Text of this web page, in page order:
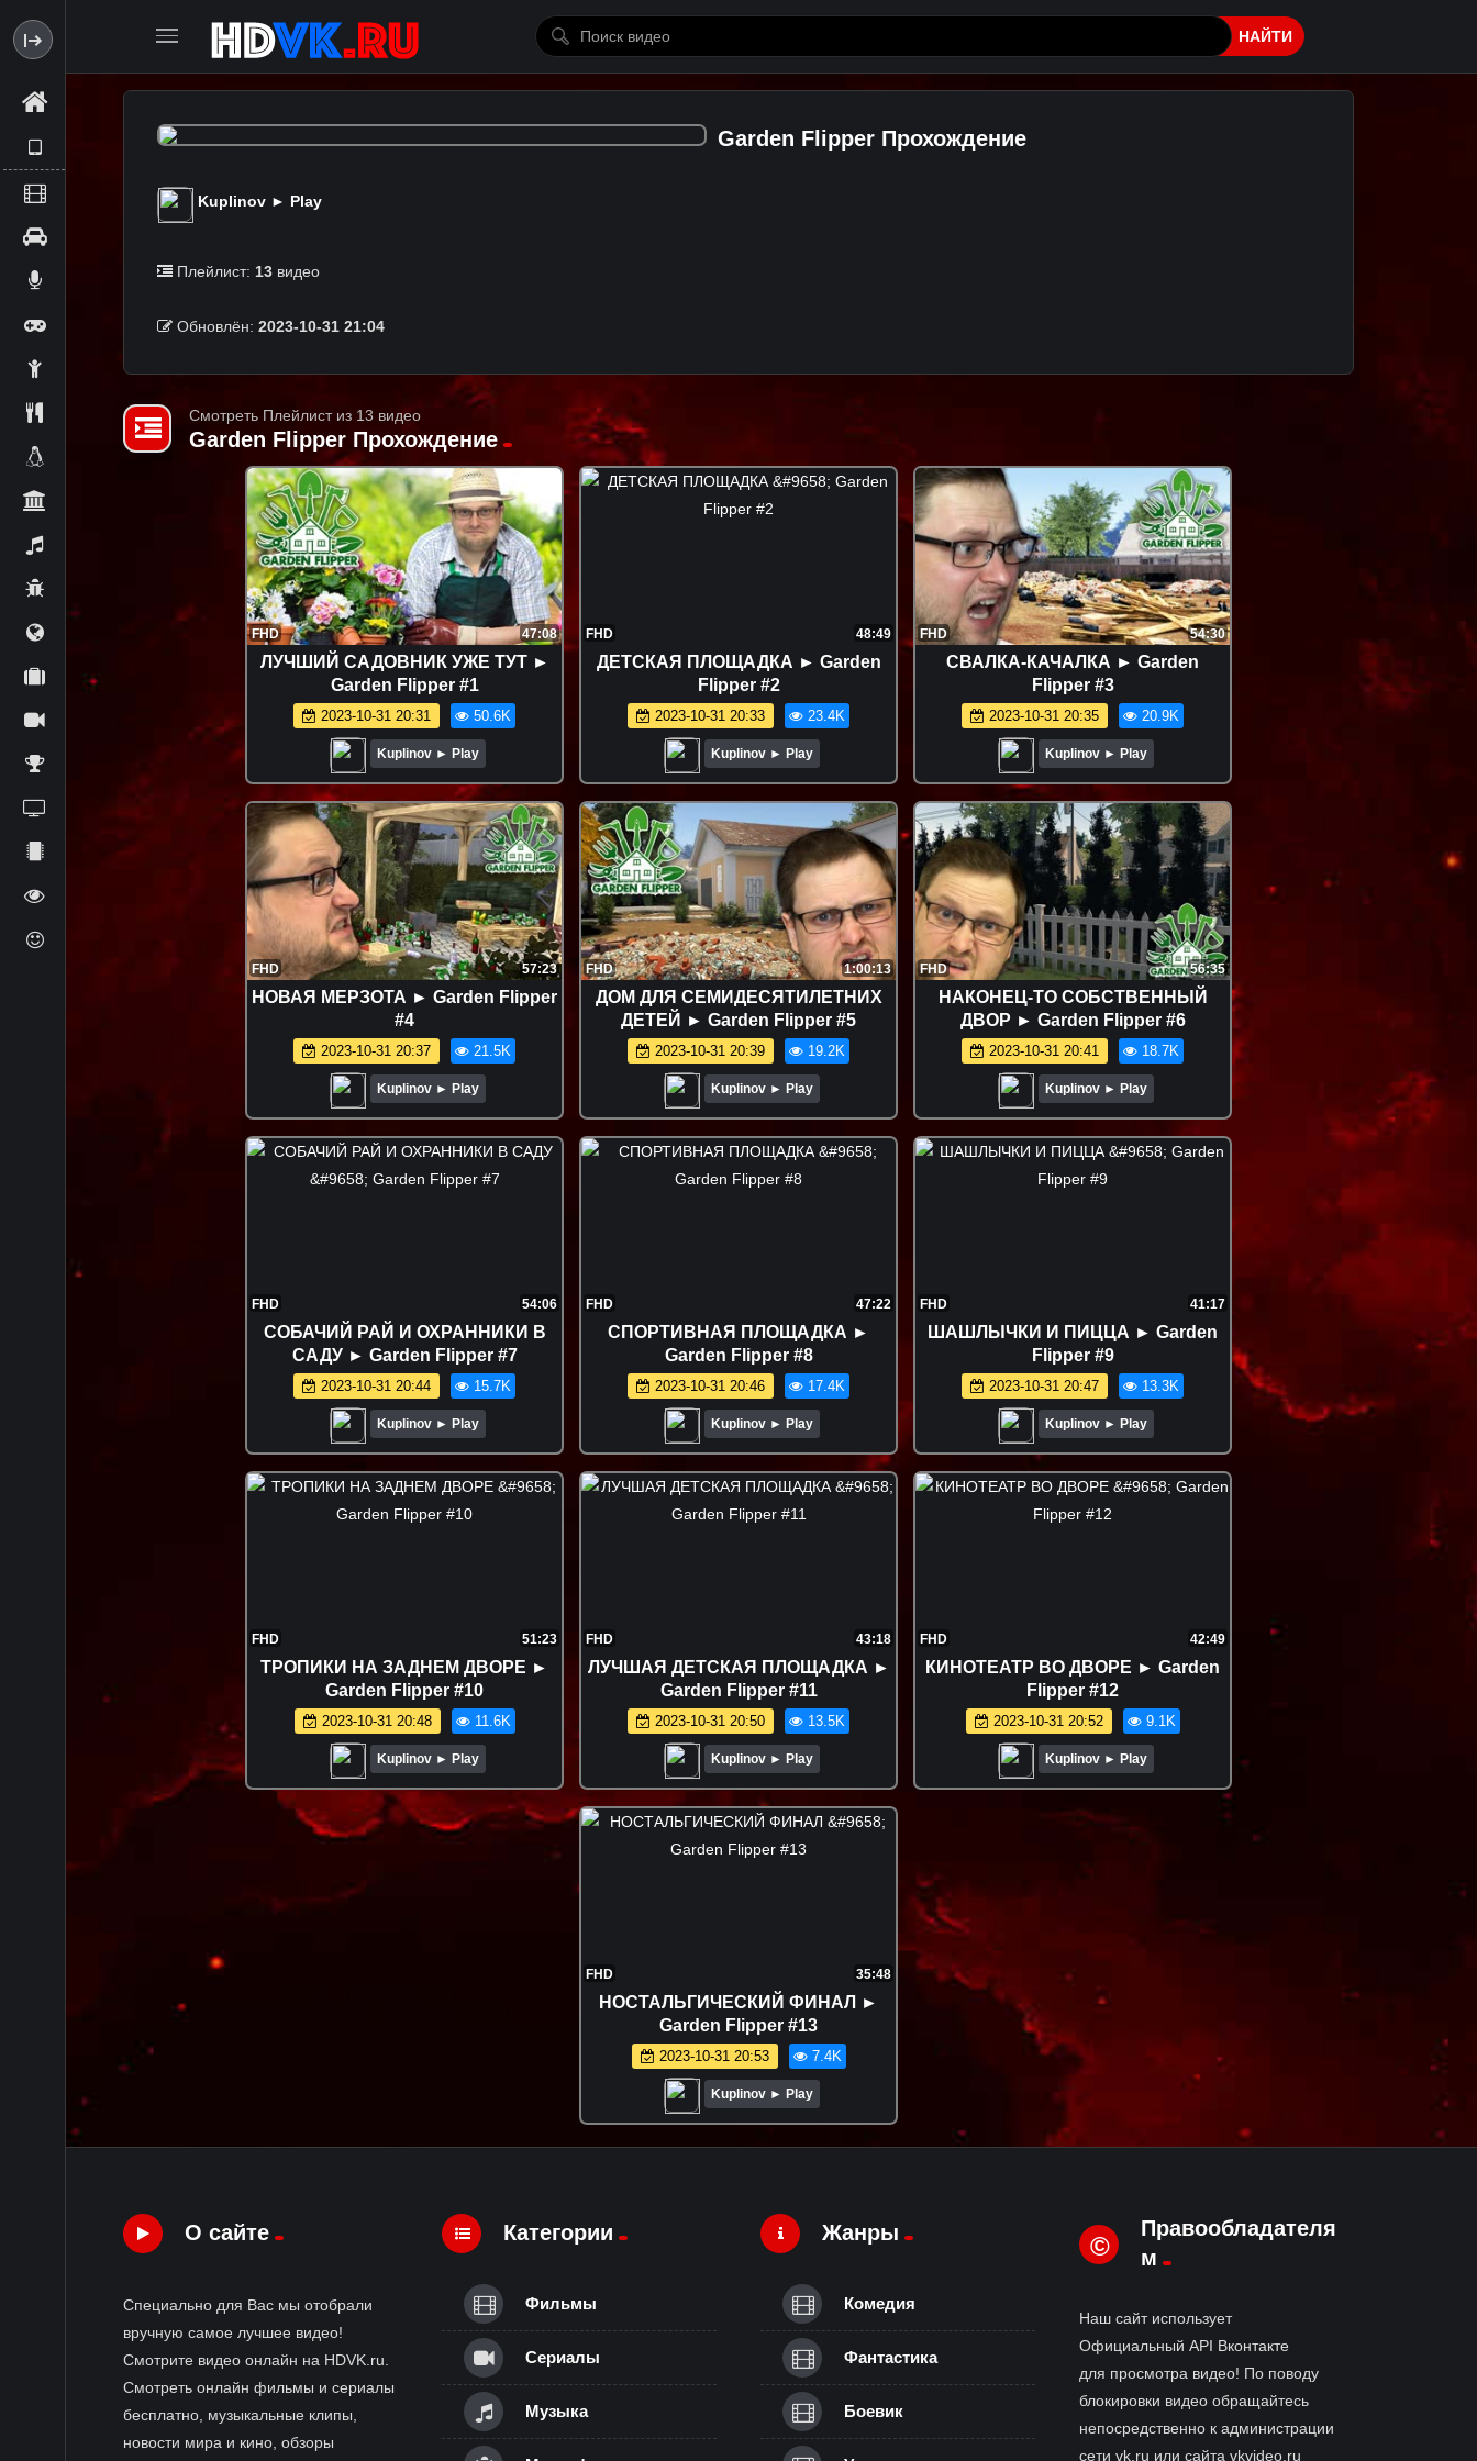
НАЙТИ
Garden Flipper Прохождение
Kuplinov ► Play
Плейлист: 13 видео
Обновлён: 2023-10-31 21:04
Смотреть Плейлист из 13 видео
Garden Flipper Прохождение
FHD 47:08
ЛУЧШИЙ САДОВНИК УЖЕ ТУТ ►
Garden Flipper #1
2023-10-31 20:31 50.6K
Kuplinov ► Play
FHD 48:49
ДЕТСКАЯ ПЛОЩАДКА ► Garden
Flipper #2
2023-10-31 20:33 23.4K
Kuplinov ► Play
FHD 54:30
СВАЛКА-КАЧАЛКА ► Garden
Flipper #3
2023-10-31 20:35 20.9K
Kuplinov ► Play
FHD 57:23
НОВАЯ МЕРЗОТА ► Garden Flipper
#4
2023-10-31 20:37 21.5K
Kuplinov ► Play
FHD 1:00:13
ДОМ ДЛЯ СЕМИДЕСЯТИЛЕТНИХ
ДЕТЕЙ ► Garden Flipper #5
2023-10-31 20:39 19.2K
Kuplinov ► Play
FHD 56:35
НАКОНЕЦ-ТО СОБСТВЕННЫЙ
ДВОР ► Garden Flipper #6
2023-10-31 20:41 18.7K
Kuplinov ► Play
FHD 54:06
СОБАЧИЙ РАЙ И ОХРАННИКИ В
САДУ ► Garden Flipper #7
2023-10-31 20:44 15.7K
Kuplinov ► Play
FHD 47:22
СПОРТИВНАЯ ПЛОЩАДКА ►
Garden Flipper #8
2023-10-31 20:46 17.4K
Kuplinov ► Play
FHD 41:17
ШАШЛЫЧКИ И ПИЦЦА ► Garden
Flipper #9
2023-10-31 20:47 13.3K
Kuplinov ► Play
FHD 51:23
ТРОПИКИ НА ЗАДНЕМ ДВОРЕ ►
Garden Flipper #10
2023-10-31 20:48 11.6K
Kuplinov ► Play
FHD 43:18
ЛУЧШАЯ ДЕТСКАЯ ПЛОЩАДКА ►
Garden Flipper #11
2023-10-31 20:50 13.5K
Kuplinov ► Play
FHD 42:49
КИНОТЕАТР ВО ДВОРЕ ► Garden
Flipper #12
2023-10-31 20:52 9.1K
Kuplinov ► Play
FHD 35:48
НОСТАЛЬГИЧЕСКИЙ ФИНАЛ ►
Garden Flipper #13
2023-10-31 20:53 7.4K
Kuplinov ► Play
О сайте
Специально для Вас мы отобрали
вручную самое лучшее видео!
Смотрите видео онлайн на HDVK.ru.
Смотреть онлайн фильмы и сериалы
бесплатно, музыкальные клипы,
новости мира и кино, обзоры
Категории
Фильмы
Сериалы
Музыка
Жанры
Комедия
Фантастика
Боевик
©
Правообладателя
м
Наш сайт использует
Официальный API Вконтакте
для просмотра видео! По поводу
блокировки видео обращайтесь
непосредственно к администрации
сети vk.ru или сайта vkvideo.ru